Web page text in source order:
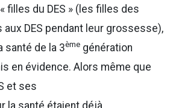
filles du DES » (les filles des
DES pendant leur grossesse),
de la 3ème génération
en évidence. Alors même que
et ses
la santé étaient déjà